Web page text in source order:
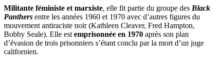
Militante féministe et marxiste, elle fit partie du groupe des Black
Panthers entre les années 1960 et 1970 avec d’autres figures du
mouvement antiraciste noir (Kathleen Cleaver, Fred Hampton,
Bobby Seale). Elle est emprisonnée en 1970 après son plan
d’évasion de trois prisonniers s’étant conclu par la mort d’un juge
californien.